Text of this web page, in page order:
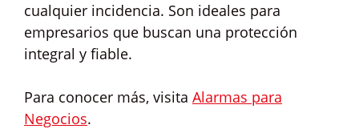
cualquier incidencia. Son ideales para
empresarios que buscan una protección
integral y fiable.
Para conocer más, visita Alarmas para
Negocios.